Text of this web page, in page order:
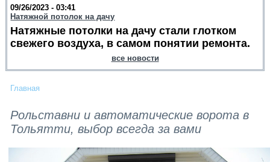
09/26/2023 - 03:41
Натяжной потолок на дачу
Натяжные потолки на дачу стали глотком
свежего воздуха, в самом понятии ремонта.
все новости
Главная
Рольставни и автоматические ворота в
Тольятти, выбор всегда за вами